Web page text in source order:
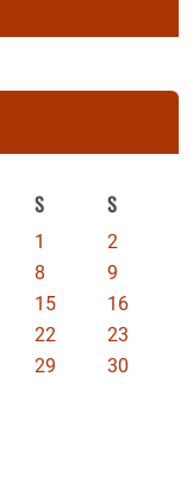
S S
1
2
8
9
15
16
22
23
29
30